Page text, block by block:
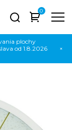
0
plochy
od 1.8.2026
×